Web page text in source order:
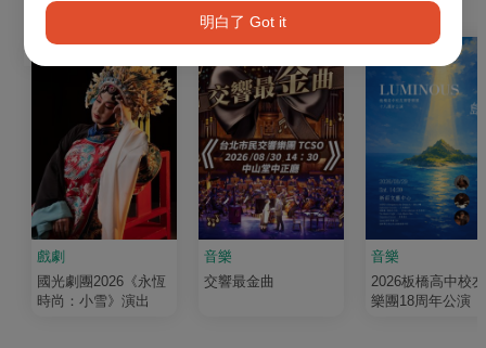
明白了 Got it
購買此節目的人，也買了...
戲劇
國光劇團2026《永恆
時尚：小雪》演出
音樂
交響最金曲
音樂
2026板橋高中校
樂團18周年公演